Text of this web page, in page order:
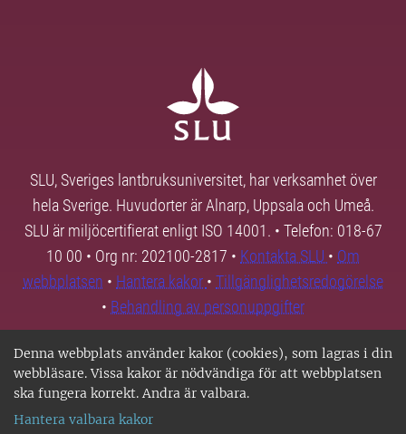
Denna webbplats använder kakor (cookies), som lagras i din
webbläsare. Vissa kakor är nödvändiga för att webbplatsen
ska fungera korrekt. Andra är valbara.
Hantera valbara kakor
SLU, Sveriges lantbruksuniversitet, har verksamhet över
hela Sverige. Huvudorter är Alnarp, Uppsala och Umeå.
SLU är miljöcertifierat enligt ISO 14001. • Telefon: 018-67
10 00 • Org nr: 202100-2817 • Kontakta SLU • Om
webbplatsen • Hantera kakor • Tillgänglighetsredogörelse
• Behandling av personuppgifter